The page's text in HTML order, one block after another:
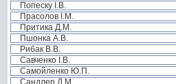
Попеску І.В.
Прасолов І.М.
Притика Д.М.
Пшонка А.В.
Рибак В.В.
Савченко І.В.
Самойленко Ю.П.
Сандлер Д.М.